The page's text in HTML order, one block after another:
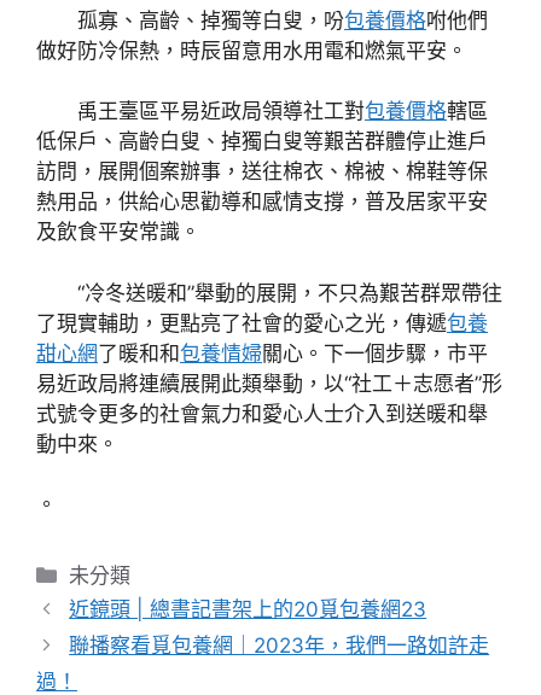
孤寡、高齡、掉獨等白叟，吩包養價格咐他們
做好防冷保熱，時辰留意用水用電和燃氣平安。
禹王臺區平易近政局領導社工對包養價格轄區
低保戶、高齡白叟、掉獨白叟等艱苦群體停止進戶
訪問，展開個案辦事，送往棉衣、棉被、棉鞋等保
熱用品，供給心思勸導和感情支撐，普及居家平安
及飲食平安常識。
“冷冬送暖和”舉動的展開，不只為艱苦群眾帶往
了現實輔助，更點亮了社會的愛心之光，傳遞包養
甜心網了暖和和包養情婦關心。下一個步驟，市平
易近政局將連續展開此類舉動，以“社工＋志愿者”形
式號令更多的社會氣力和愛心人士介入到送暖和舉
動中來。
。
分
類
未分類
近鏡頭 | 總書記書架上的20覓包養網23
聯播察看覓包養網｜2023年，我們一路如許走
過！